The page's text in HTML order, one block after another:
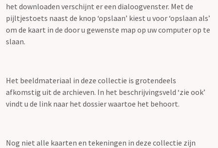
het downloaden verschijnt er een dialoogvenster. Met de
pijltjestoets naast de knop ‘opslaan’ kiest u voor ‘opslaan als’
om de kaart in de door u gewenste map op uw computer op te
slaan.
Het beeldmateriaal in deze collectie is grotendeels
afkomstig uit de archieven. In het beschrijvingsveld ‘zie ook’
vindt u de link naar het dossier waartoe het behoort.
Nog niet alle kaarten en tekeningen in deze collectie zijn